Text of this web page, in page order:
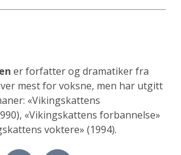
er forfatter og dramatiker fra
mest for voksne, men har utgitt
«Vikingskattens
«Vikingskattens forbannelse»
voktere» (1994).